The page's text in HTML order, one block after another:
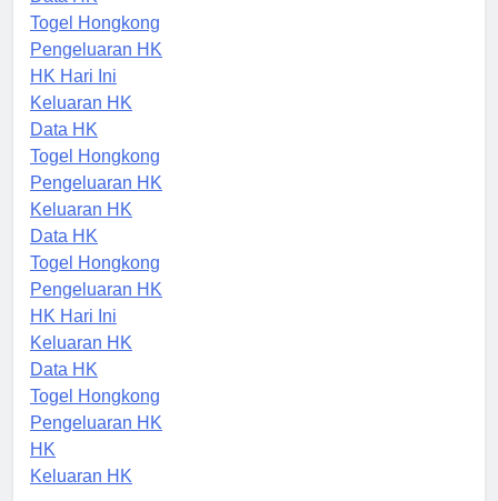
Data HK
Togel Hongkong
Pengeluaran HK
HK Hari Ini
Keluaran HK
Data HK
Togel Hongkong
Pengeluaran HK
Keluaran HK
Data HK
Togel Hongkong
Pengeluaran HK
HK Hari Ini
Keluaran HK
Data HK
Togel Hongkong
Pengeluaran HK
HK